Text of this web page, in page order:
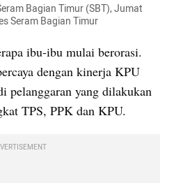
Bagian Timur (SBT), Jumat
Seram Bagian Timur
ibu-ibu mulai berorasi.
dengan kinerja KPU
pelanggaran yang dilakukan
TPS, PPK dan KPU.